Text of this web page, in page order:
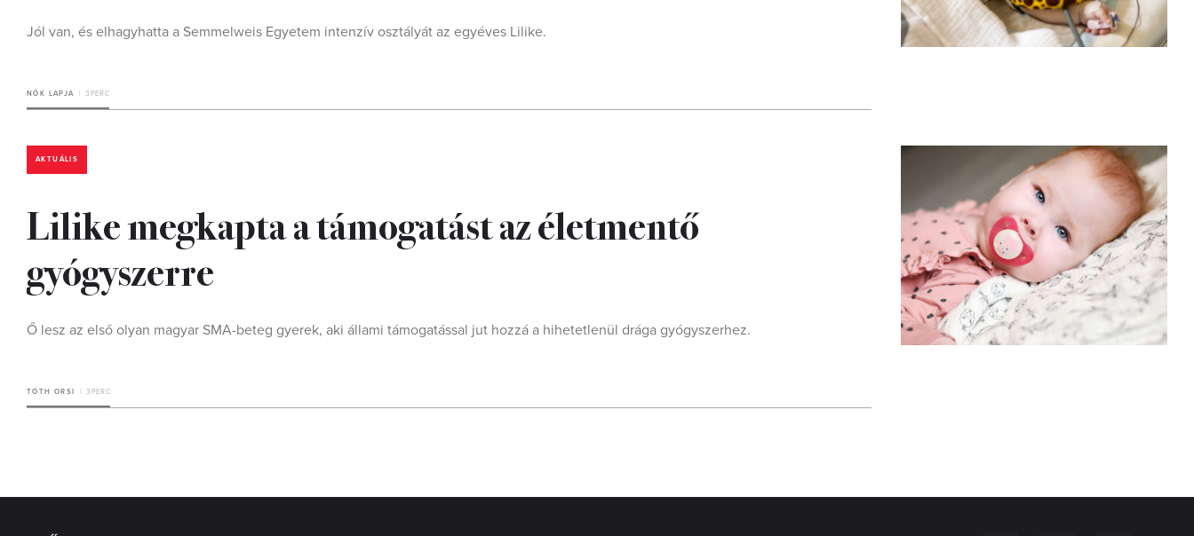
Jól van, és elhagyhatta a Semmelweis Egyetem intenzív osztályát az egyéves Lilike.
NŐK LAPJA 3 PERC
AKTUÁLIS
Lilike megkapta a támogatást az életmentő
gyógyszerre
Ő lesz az első olyan magyar SMA-beteg gyerek, aki állami támogatással jut hozzá a hihetetlenül drága gyógyszerhez.
TÓTH ORSI 3 PERC